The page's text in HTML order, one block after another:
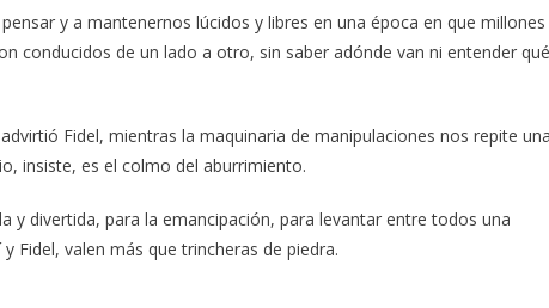
y a mantenernos lúcidos y libres en una época en que millones
conducidos de un lado a otro, sin saber adónde van ni entender qué
Fidel, mientras la maquinaria de manipulaciones nos repite
insiste, es el colmo del aburrimiento.
y divertida, para la emancipación, para levantar entre todos una
Fidel, valen más que trincheras de piedra.